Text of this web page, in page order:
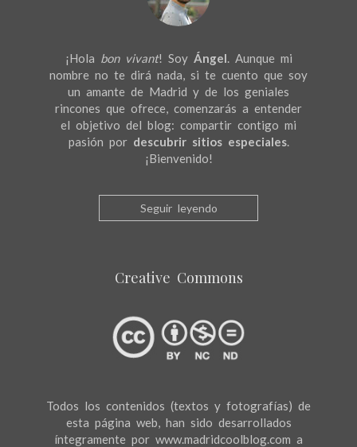
¡Hola bon vivant! Soy Ángel. Aunque mi
nombre no te dirá nada, si te cuento que soy
un amante de Madrid y de los geniales
rincones que ofrece, comenzarás a entender
el objetivo del blog: compartir contigo mi
pasión por descubrir sitios especiales.
¡Bienvenido!
Seguir leyendo
Creative Commons
Todos los contenidos (textos y fotografías) de
esta página web, han sido desarrollados
íntegramente por www.madridcoolblog.com a